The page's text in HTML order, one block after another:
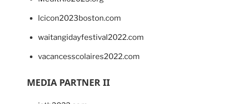
lcicon2023boston.com
waitangidayfestival2022.com
vacancesscolaires2022.com
MEDIA PARTNER II